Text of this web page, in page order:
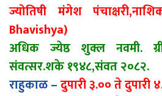
ज्योतिषी मंगेश
Bhavishya)
अधिक ज्येष्ठ शुक्ल नवमी.
संवत्सर.शके १९४८,संवत २०८२.
राहुकाळ –दुपारी ३.०० ते दुपारी